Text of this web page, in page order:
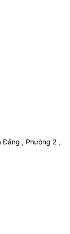
Đằng , Phường 2 ,